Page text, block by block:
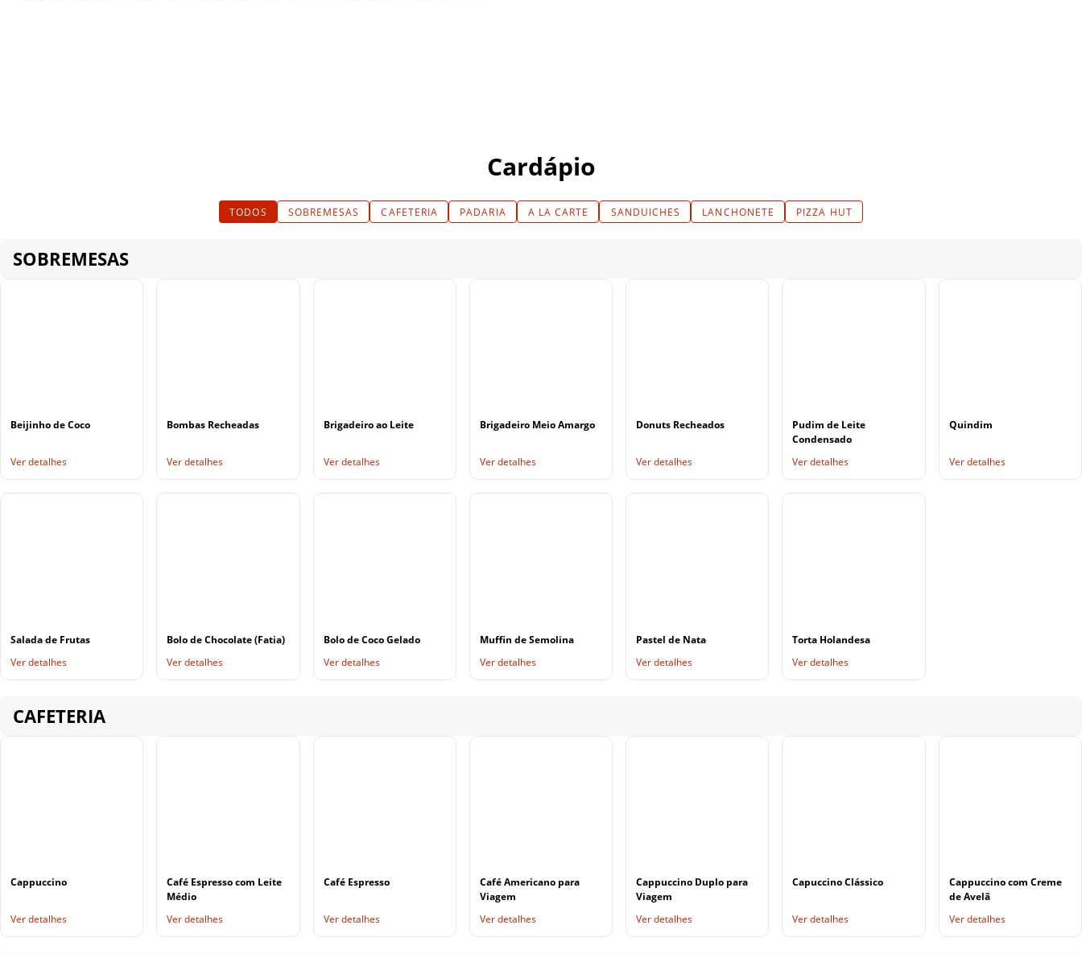
Cardápio
TODOS SOBREMESAS CAFETERIA PADARIA A LA CARTE SANDUICHES LANCHONETE PIZZA HUT
SOBREMESAS
Beijinho de Coco
Ver detalhes
Bombas Recheadas
Ver detalhes
Brigadeiro ao Leite
Ver detalhes
Brigadeiro Meio Amargo
Ver detalhes
Donuts Recheados
Ver detalhes
Pudim de Leite
Condensado
Ver detalhes
Quindim
Ver detalhes
Salada de Frutas
Ver detalhes
Bolo de Chocolate (Fatia)
Ver detalhes
Bolo de Coco Gelado
Ver detalhes
Muffin de Semolina
Ver detalhes
Pastel de Nata
Ver detalhes
Torta Holandesa
Ver detalhes
CAFETERIA
Cappuccino
Ver detalhes
Café Espresso com Leite
Médio
Ver detalhes
Café Espresso
Ver detalhes
Café Americano para
Viagem
Ver detalhes
Cappuccino Duplo para
Viagem
Ver detalhes
Capuccino Clássico
Ver detalhes
Cappuccino com Creme
de Avelã
Ver detalhes